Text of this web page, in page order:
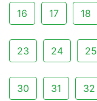
16 17 18
23 24 25
30 31 32